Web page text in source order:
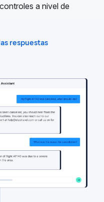
a nivel de
respuestas